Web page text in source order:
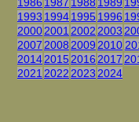
1986 1987 1988 1989
1993 19941995 1996
2000200120022003
2007200820092010
2014201520162017
2021202220232024